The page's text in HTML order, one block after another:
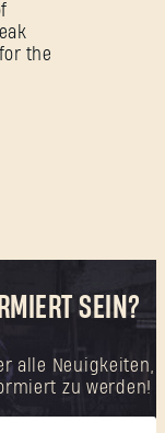
the
SEIN?
alle Neuigkeiten,
zu werden!